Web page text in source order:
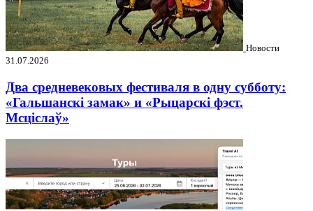
Новости
31.07.2026
Два средневековых фестиваля в одну субботу:
«Гальшанскі замак» и «Рыцарскі фэст.
Мсціслаў»